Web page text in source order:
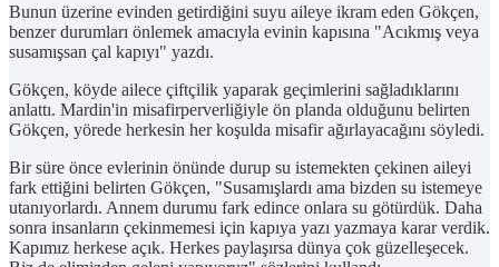
Bunun üzerine evinden getirdiğini suyu aileye ikram eden Gökçen,
benzer durumları önlemek amacıyla evinin kapısına "Acıkmış veya
susamışsan çal kapıyı" yazdı.
Gökçen, köyde ailece çiftçilik yaparak geçimlerini sağladıklarını
anlattı. Mardin'in misafirperverliğiyle ön planda olduğunu belirten
Gökçen, yörede herkesin her koşulda misafir ağırlayacağını söyledi.
Bir süre önce evlerinin önünde durup su istemekten çekinen aileyi
fark ettiğini belirten Gökçen, "Susamışlardı ama bizden su istemeye
utanıyorlardı. Annem durumu fark edince onlara su götürdük. Daha
sonra insanların çekinmemesi için kapıya yazı yazmaya karar verdik.
Kapımız herkese açık. Herkes paylaşırsa dünya çok güzelleşecek.